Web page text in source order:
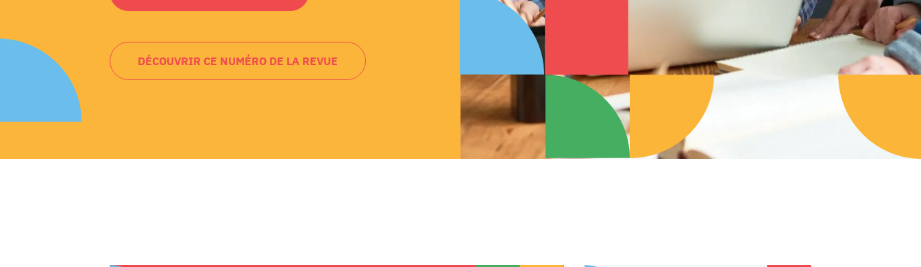
DÉCOUVRIR CE NUMÉRO DE LA REVUE